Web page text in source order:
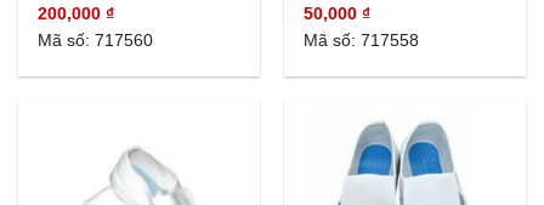
Được xếp
hạng5.00
200,000₫
Mã số: 717560
Được xếp
hạng5.00
50,000₫
Mã số: 717558